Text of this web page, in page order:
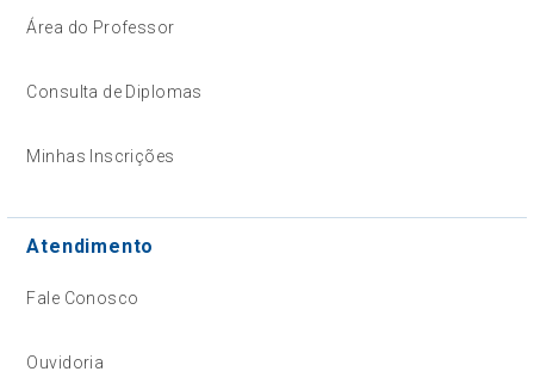
Área do Professor
Consulta de Diplomas
Minhas Inscrições
Atendimento
Fale Conosco
Ouvidoria